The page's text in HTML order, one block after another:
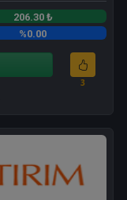
206.30 ₺
%0.00
3